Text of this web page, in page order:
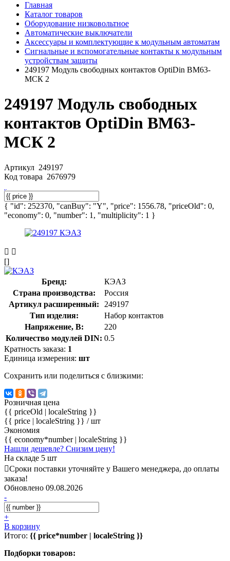
Главная
Каталог товаров
Оборудование низковольтное
Автоматические выключатели
Аксессуары и комплектующие к модульным автоматам
Сигнальные и вспомогательные контакты к модульным
устройствам защиты
249197 Модуль свободных контактов OptiDin BM63-
МСК 2
249197 Модуль свободных
контактов OptiDin BM63-
МСК 2
Артикул 249197
Код товара 2676979
{ "id": 252370, "canBuy": "Y", "price": 1556.78, "priceOld": 0,
"economy": 0, "number": 1, "multiplicity": 1 }
[]
Бренд:
КЭАЗ
Страна производства:
Россия
Артикул расширенный:
249197
Тип изделия:
Набор контактов
Напряжение, В:
220
Количество модулей DIN: 0.5
Кратность заказа: 1
Единица измерения: шт
Сохранить или поделиться с близкими:
Розничная цена
{{ priceOld | localeString }}
{{ price | localeString }} / шт
Экономия
{{ economy*number | localeString }}
Нашли дешевле? Снизим цену!
На складе 5 шт
Сроки поставки уточняйте у Вашего менеджера, до оплаты
заказа!
Обновлено 09.08.2026
-
+
В корзину
Итого: {{ price*number | localeString }}
Подборки товаров: